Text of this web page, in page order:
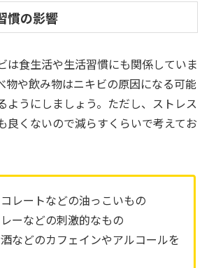
慣の影響
は食生活や生活習慣にも関係していま
物や飲み物はニキビの原因になる可能
ようにしましょう。ただし、ストレス
良くないので減らすくらいで考えてお
レートなどの油っこいもの
ーなどの刺激的なもの
などのカフェインやアルコールを